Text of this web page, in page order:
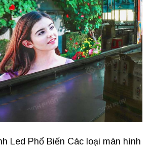
Led Phổ Biến Các loại màn hình